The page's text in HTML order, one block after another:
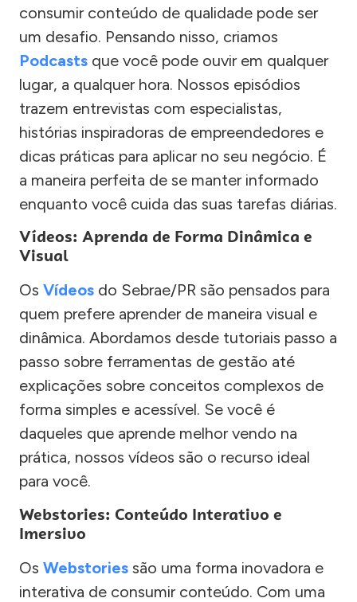
consumir conteúdo de qualidade pode ser
um desafio. Pensando nisso, criamos
Podcasts que você pode ouvir em qualquer
lugar, a qualquer hora. Nossos episódios
trazem entrevistas com especialistas,
histórias inspiradoras de empreendedores e
dicas práticas para aplicar no seu negócio. É
a maneira perfeita de se manter informado
enquanto você cuida das suas tarefas diárias.
Vídeos: Aprenda de Forma Dinâmica e
Visual
Os Vídeos do Sebrae/PR são pensados para
quem prefere aprender de maneira visual e
dinâmica. Abordamos desde tutoriais passo a
passo sobre ferramentas de gestão até
explicações sobre conceitos complexos de
forma simples e acessível. Se você é
daqueles que aprende melhor vendo na
prática, nossos vídeos são o recurso ideal
para você.
Webstories: Conteúdo Interativo e
Imersivo
Os Webstories são uma forma inovadora e
interativa de consumir conteúdo. Com uma